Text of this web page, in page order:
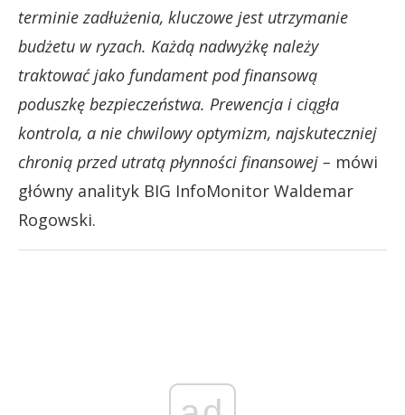
terminie zadłużenia, kluczowe jest utrzymanie
budżetu w ryzach. Każdą nadwyżkę należy
traktować jako fundament pod finansową
poduszkę bezpieczeństwa. Prewencja i ciągła
kontrola, a nie chwilowy optymizm, najskuteczniej
chronią przed utratą płynności finansowej – mówi
główny analityk BIG InfoMonitor Waldemar
Rogowski.